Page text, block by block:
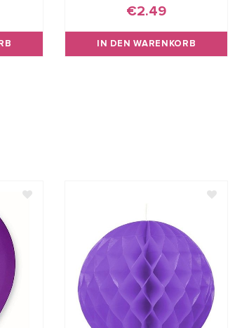
€2.49
IN DEN WARENKORB